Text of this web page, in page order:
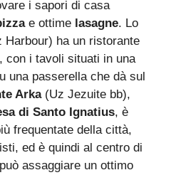
i sapori di casa
e ottime lasagne. Lo
Harbour) ha un ristorante
con i tavoli situati in una
una passerella che dà sul
Arka(Uz Jezuite bb),
di Santo Ignatius, è
frequentate della città,
ed è quindi al centro di
assaggiare un ottimo